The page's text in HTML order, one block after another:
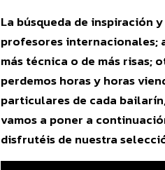
La búsqueda de inspiración
profesores internacionales;
más técnica o de más risas;
perdemos horas y horas
particulares de cada
vamos a poner a
disfrutéis de nuestra